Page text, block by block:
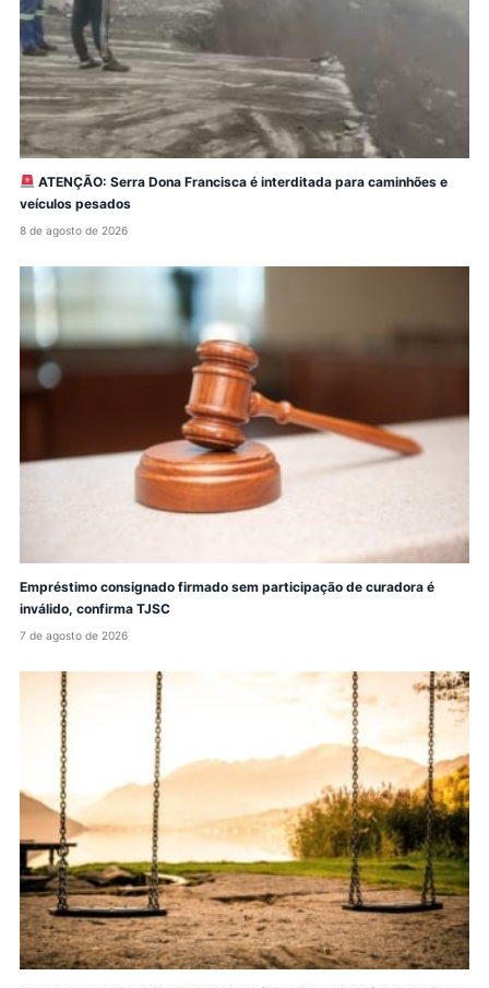
ATENÇÃO: Serra Dona Francisca é interditada para caminhões e
veículos pesados
8 de agosto de 2026
Empréstimo consignado firmado sem participação de curadora é
inválido, confirma TJSC
7 de agosto de 2026